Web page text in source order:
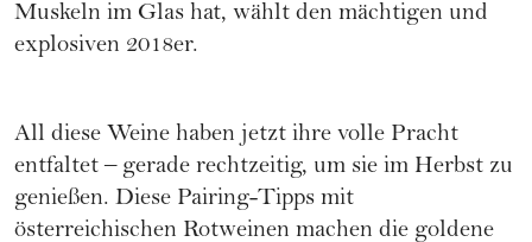
Muskeln im Glas hat, wählt den mächtigen und
explosiven 2018er.
All diese Weine haben jetzt ihre volle Pracht
entfaltet – gerade rechtzeitig, um sie im Herbst zu
genießen. Diese Pairing-Tipps mit
österreichischen Rotweinen machen die goldene